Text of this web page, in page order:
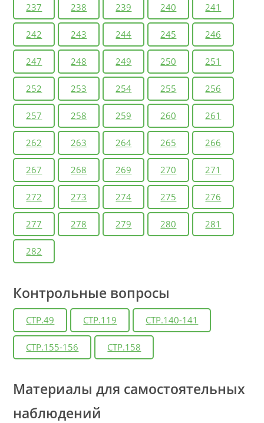
237 238 239 240 241
242 243 244 245 246
247 248 249 250 251
252 253 254 255 256
257 258 259 260 261
262 263 264 265 266
267 268 269 270 271
272 273 274 275 276
277 278 279 280 281
282
Контрольные вопросы
СТР.49 СТР.119 СТР.140-141
СТР.155-156 СТР.158
Материалы для самостоятельных
наблюдений